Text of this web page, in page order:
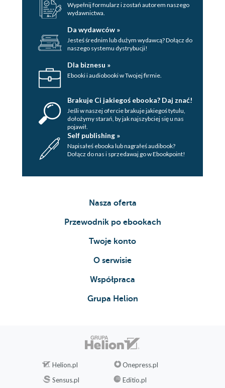
Wypełnij formularz i zostań autorem naszego
wydawnictwa.
Da wydawców »
Jesteś średnim lub dużym wydawcą? Dołącz do
naszego systemu dystrybucji!
Dla biznesu »
Ebooki i audiobooki w Twojej firmie.
Brakuje Ci jakiegoś ebooka? Daj znać!
Jeśli w naszej ofercie brakuje jakiegoś tytulu,
dołożymy starań, by jak najszybciej się u nas
pojawił.
Self publishing »
Napisałeś ebooka lub nagrałeś audibook?
Dołącz do nas i sprzedawaj go w Ebookpoint!
Nasza oferta
Przewodnik po ebookach
Twoje konto
O serwisie
Współpraca
Grupa Helion
Helion.pl
Onepress.pl
Sensus.pl
Editio.pl